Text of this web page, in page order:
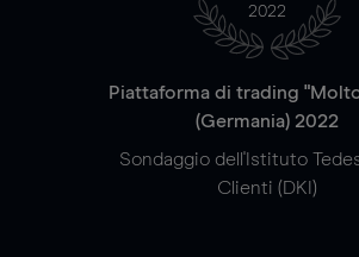
2022
Piattaforma di trading
(Germania) 2022
Sondaggio dell'Istituto
Clienti (DKI)